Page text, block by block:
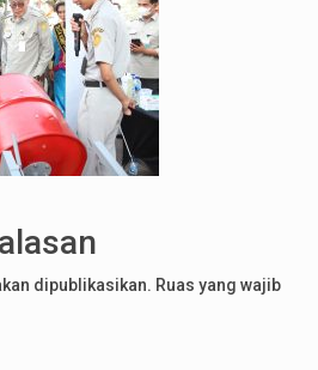
dipublikasikan. Ruas yang wajib